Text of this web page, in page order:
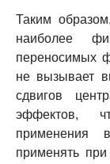
Таким
наиболее
переносимых
не вызывает
сдвигов
эффектов,
применения
применять